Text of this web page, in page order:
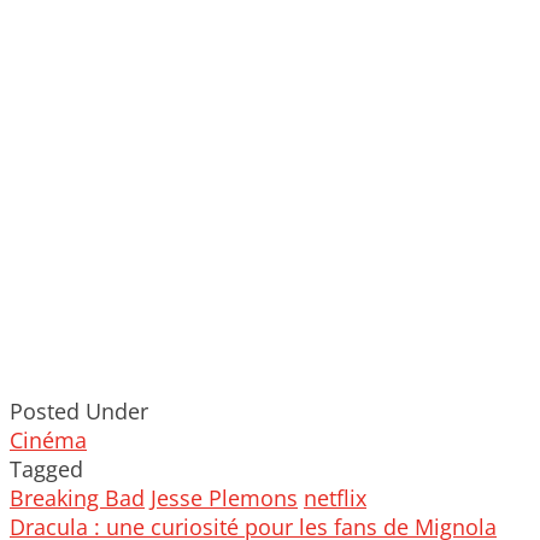
Posted Under
Cinéma
Tagged
Breaking Bad Jesse Plemons netflix
Post
Dracula : une curiosité pour les fans de Mignola